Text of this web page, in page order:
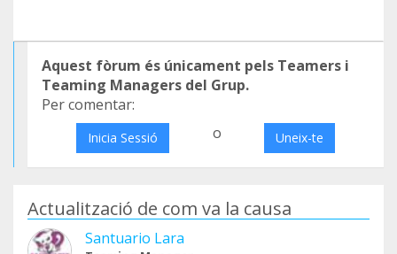
Aquest fòrum és únicament pels Teamers i
Teaming Managers del Grup.
Per comentar:
Inicia Sessió o Uneix-te
Actualització de com va la causa
Santuario Lara